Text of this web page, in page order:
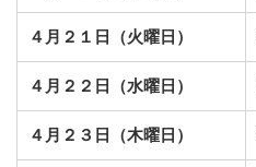
４月２１日（火曜日）
４月２２日（水曜日）
４月２３日（木曜日）